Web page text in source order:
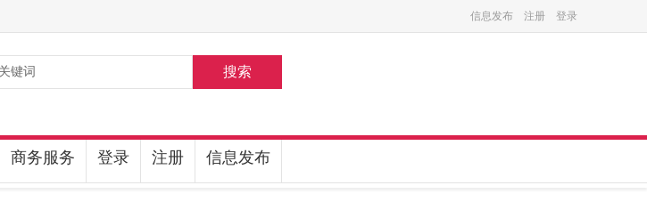
信息发布 注册 登录
搜索
商务服务 登录 注册 信息发布